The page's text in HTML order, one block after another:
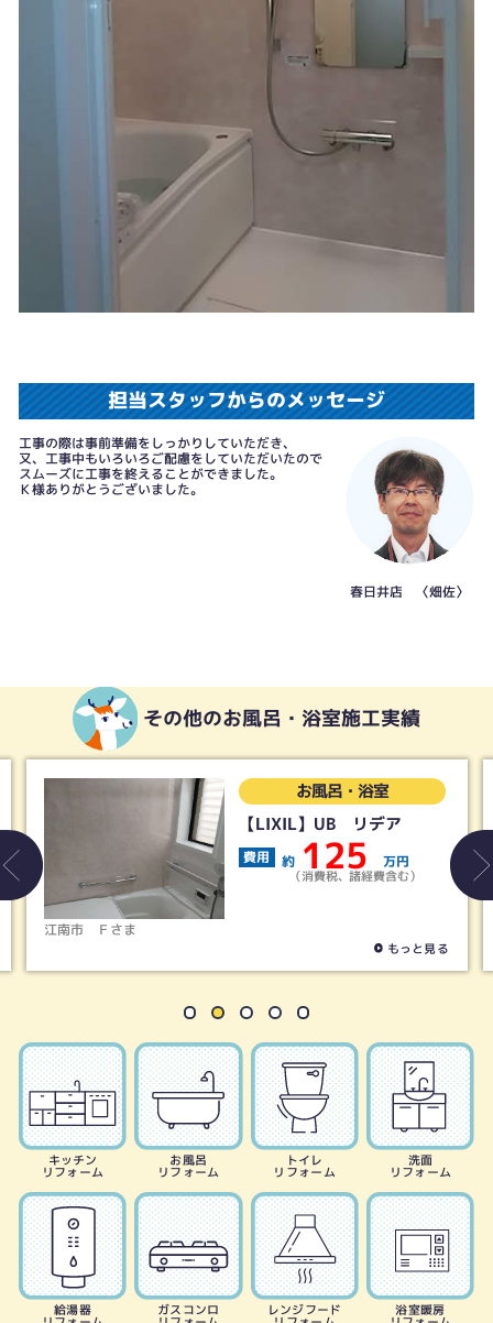
担当スタッフからのメッセージ
工事の際は事前準備をしっかりしていただき、
又、工事中もいろいろご配慮をしていただいたので
スムーズに工事を終えることができました。
Ｋ様ありがとうございました。
春日井店 〈畑佐〉
その他のお風呂・浴室施工実績
江南市 Ｆさま
お風呂・浴室
【LIXIL】UB リデア
費用 約 125 万円
（消費税、諸経費含む）
もっと見る
キッチン
リフォーム
お風呂
リフォーム
トイレ
リフォーム
洗面
リフォーム
給湯器 ガスコンロ レンジフード 浴室暖房